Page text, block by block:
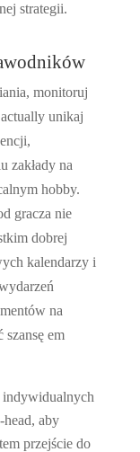
strategii.
monitoruj
unikaj
zakłady na
hobby.
gracza nie
dobrej
kalendarzy i
na
szansę em
indywidualnych
head, aby
przejście do